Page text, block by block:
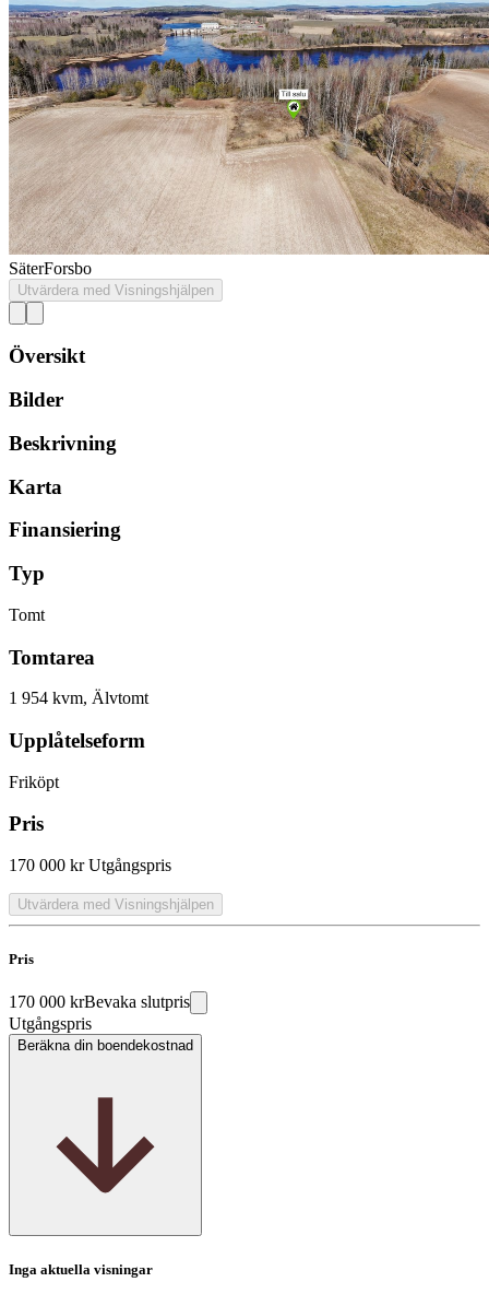
SäterForsbo
Utvärdera med Visningshjälpen
Översikt
Bilder
Beskrivning
Karta
Finansiering
Typ
Tomt
Tomtarea
1 954 kvm, Älvtomt
Upplåtelseform
Friköpt
Pris
170 000 kr Utgångspris
Utvärdera med Visningshjälpen
Pris
170 000 krBevaka slutpris
Utgångspris
Beräkna din boendekostnad
Inga aktuella visningar